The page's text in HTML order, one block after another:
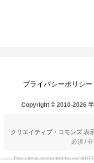
プライバシーポリシー
Copyright © 2010-2026
クリエイティブ・コモンズ 表
必須 /
This site is protected by